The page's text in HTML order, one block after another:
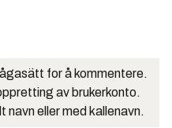
for å kommentere.
av brukerkonto.
navn eller med kallenavn.